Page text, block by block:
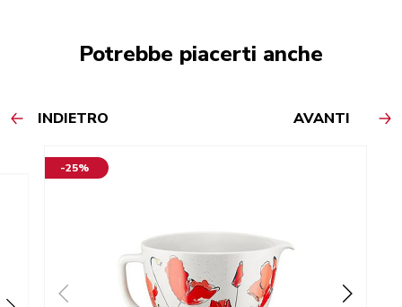
Potrebbe piacerti anche
INDIETRO AVANTI
-25%